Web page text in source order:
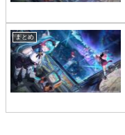
まとめ